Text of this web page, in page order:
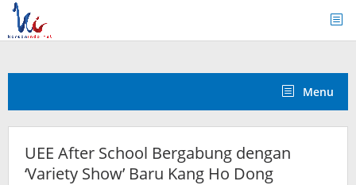
Skip
content
Menu
UEE After School Bergabung dengan
‘Variety Show’ Baru Kang Ho Dong